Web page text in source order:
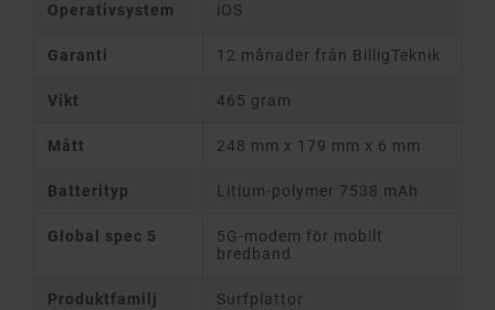
Operativsystem iOS
Garanti 12 månader från BilligTeknik
Vikt 465 gram
Mått 248 mm x 179 mm x 6 mm
Batterityp Litium-polymer 7538 mAh
Global spec 5
5G-modem för mobilt
bredband
Produktfamilj Surfplattor